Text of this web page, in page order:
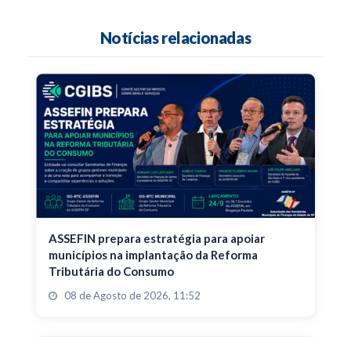
Notícias relacionadas
ASSEFIN prepara estratégia para apoiar
municípios na implantação da Reforma
Tributária do Consumo
08 de Agosto de 2026, 11:52